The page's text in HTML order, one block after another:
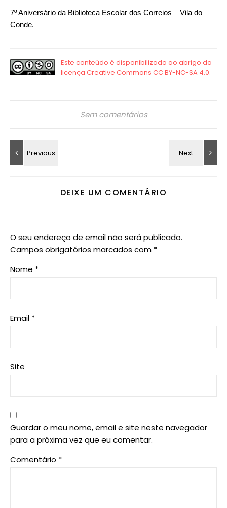
7º Aniversário da Biblioteca Escolar dos Correios – Vila do
Conde.
Sem comentários
DEIXE UM COMENTÁRIO
O seu endereço de email não será publicado.
Campos obrigatórios marcados com *
Nome *
Email *
Site
Guardar o meu nome, email e site neste navegador
para a próxima vez que eu comentar.
Comentário *